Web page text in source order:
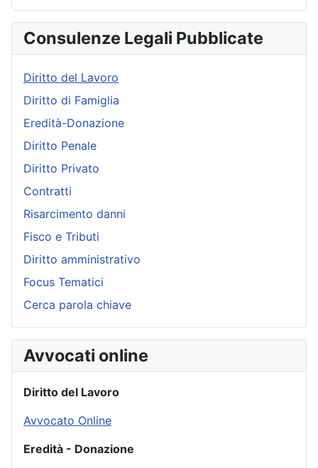
Consulenze Legali Pubblicate
Diritto del Lavoro
Diritto di Famiglia
Eredità-Donazione
Diritto Penale
Diritto Privato
Contratti
Risarcimento danni
Fisco e Tributi
Diritto amministrativo
Focus Tematici
Cerca parola chiave
Avvocati online
Diritto del Lavoro
Avvocato Online
Eredità - Donazione